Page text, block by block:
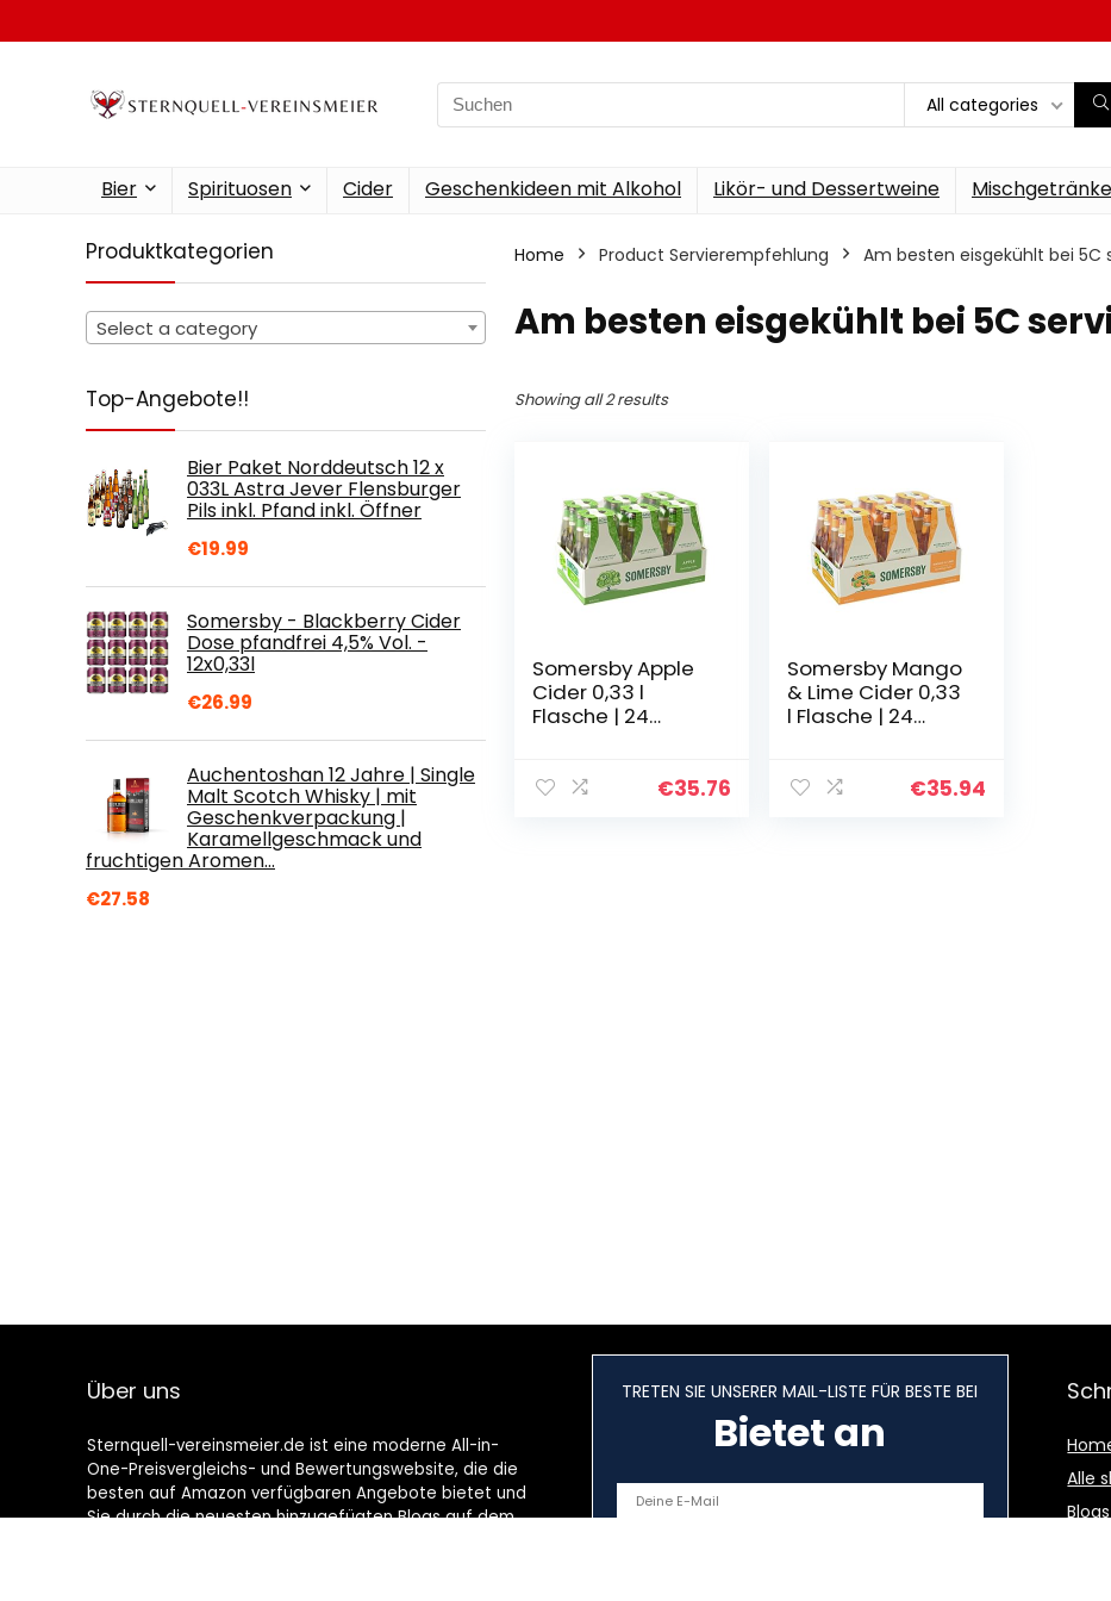
Search
for:
All categories
Bier Spirituosen Cider Geschenkideen mit Alkohol Likör- und Dessertweine
Produktkategorien
Select a category
Top-Angebote!!
Bier Paket Norddeutsch 12 x
033L Astra Jever Flensburger
Pils inkl. Pfand inkl. Öffner
€19.99
Somersby - Blackberry Cider
Dose pfandfrei 4,5% Vol. -
12x0,33l
€26.99
Auchentoshan 12 Jahre | Single
Malt Scotch Whisky | mit
Geschenkverpackung |
Karamellgeschmack und
fruchtigen Aromen…
€27.58
Home Product Servierempfehlung ‎Am besten eisgekühlt bei 5C
‎Am besten eisgekühlt bei 5C
Showing all 2 results
Somersby Apple
Cider 0,33 l
Flasche | 24
Cider mit 4,5% Vol.
€35.76
Somersby Mango
& Lime Cider 0,33
l Flasche | 24
Geschmack
€35.94
Über uns
Sternquell-vereinsmeier.de ist eine moderne All-in-
One-Preisvergleichs- und Bewertungswebsite, die die
besten auf Amazon verfügbaren Angebote bietet und
Sie durch die neuesten hinzugefügten Blogs auf dem
TRETEN SIE UNSERER MAIL-LISTE FÜR BESTE BEI
Bietet an
Alle
Blogs